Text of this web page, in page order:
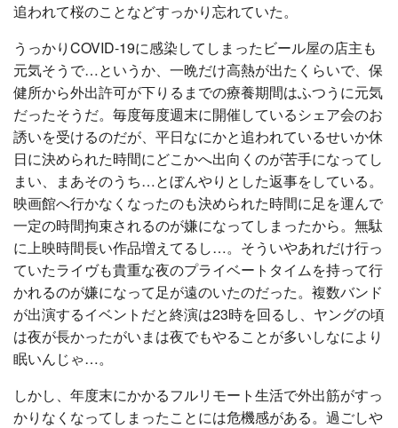
追われて桜のことなどすっかり忘れていた。
うっかりCOVID-19に感染してしまったビール屋の店主も
元気そうで…というか、一晩だけ高熱が出たくらいで、保
健所から外出許可が下りるまでの療養期間はふつうに元気
だったそうだ。毎度毎度週末に開催しているシェア会のお
誘いを受けるのだが、平日なにかと追われているせいか休
日に決められた時間にどこかへ出向くのが苦手になってし
まい、まあそのうち…とぼんやりとした返事をしている。
映画館へ行かなくなったのも決められた時間に足を運んで
一定の時間拘束されるのが嫌になってしまったから。無駄
に上映時間長い作品増えてるし…。そういやあれだけ行っ
ていたライヴも貴重な夜のプライベートタイムを持って行
かれるのが嫌になって足が遠のいたのだった。複数バンド
が出演するイベントだと終演は23時を回るし、ヤングの頃
は夜が長かったがいまは夜でもやることが多いしなにより
眠いんじゃ…。
しかし、年度末にかかるフルリモート生活で外出筋がすっ
かりなくなってしまったことには危機感がある。過ごしや